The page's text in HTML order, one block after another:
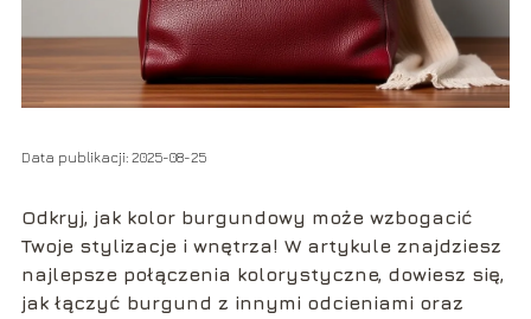
Data publikacji: 2025-08-25
Odkryj, jak kolor burgundowy może wzbogacić
Twoje stylizacje i wnętrza! W artykule znajdziesz
najlepsze połączenia kolorystyczne, dowiesz się,
jak łączyć burgund z innymi odcieniami oraz